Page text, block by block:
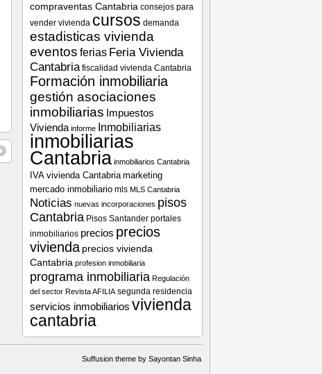
compraventas Cantabria consejos para
vender vivienda cursos demanda
estadisticas vivienda
eventos ferias Feria Vivienda
Cantabria fiscalidad vivienda Cantabria
Formación inmobiliaria
gestión asociaciones
inmobiliarias Impuestos
Vivienda informe Inmobiliarias
inmobiliarias
Cantabria inmobiliarios Cantabria
IVA vivienda Cantabria marketing
mercado inmobiliario mls MLS Cantabria
Noticias nuevas incorporaciones pisos
Cantabria Pisos Santander portales
inmobiliarios precios precios
vivienda precios vivienda
Cantabria profesion inmobiliaria
programa inmobiliaria Regulación
del sector Revista AFILIA segunda residencia
servicios inmobiliarios vivienda
cantabria
Suffusion theme by Sayontan Sinha